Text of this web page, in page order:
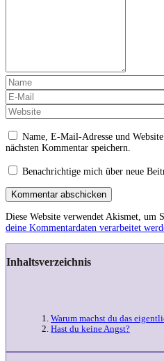
Name, E-Mail-Adresse und
nächsten Kommentar speichern.
Benachrichtige mich über neue
Kommentar abschicken
Diese Website verwendet Akismet, um
deine Kommentardaten verarbeitet
Inhaltsverzeichnis
Warum machst du das
Hast du keine Angst?